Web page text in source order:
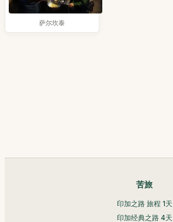
萨尔坎泰
苦旅
印加之路 旅程 1天
印加经典之路 4天